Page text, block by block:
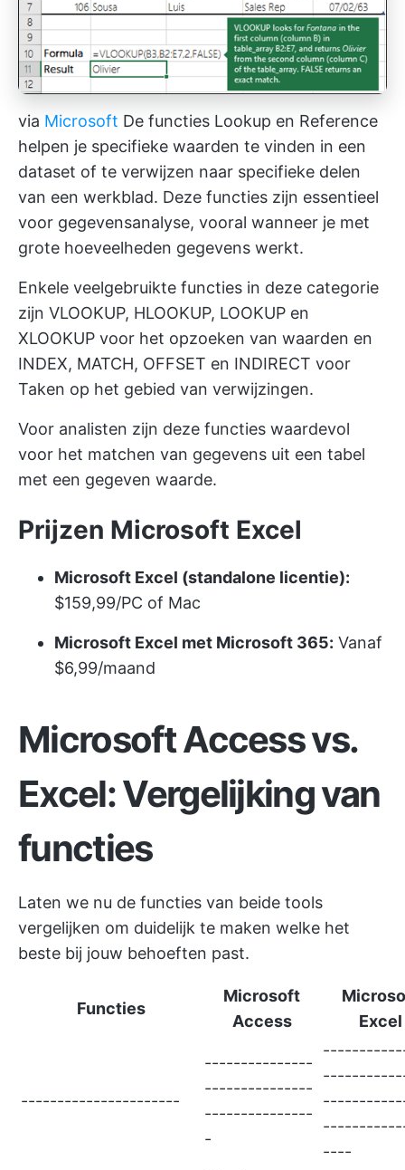
via Microsoft De functies Lookup en Reference
helpen je specifieke waarden te vinden in een
dataset of te verwijzen naar specifieke delen
van een werkblad. Deze functies zijn essentieel
voor gegevensanalyse, vooral wanneer je met
grote hoeveelheden gegevens werkt.
Enkele veelgebruikte functies in deze categorie
zijn VLOOKUP, HLOOKUP, LOOKUP en
XLOOKUP voor het opzoeken van waarden en
INDEX, MATCH, OFFSET en INDIRECT voor
Taken op het gebied van verwijzingen.
Voor analisten zijn deze functies waardevol
voor het matchen van gegevens uit een tabel
met een gegeven waarde.
Prijzen Microsoft Excel
Microsoft Excel (standalone licentie):
$159,99/PC of Mac
Microsoft Excel met Microsoft 365: Vanaf
$6,99/maand
Microsoft Access vs.
Excel: Vergelijking van
functies
Laten we nu de functies van beide tools
vergelijken om duidelijk te maken welke het
beste bij jouw behoeften past.
Functies
Microsoft
Access
Excel
----------------------
---------------
---------------
---------------
-
----